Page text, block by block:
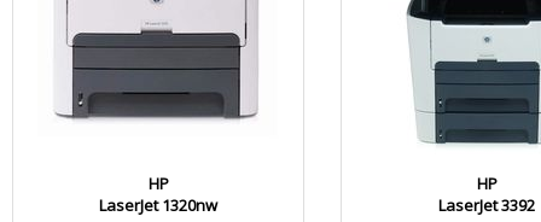
HP
LaserJet 1320nw
HP
LaserJet 3392